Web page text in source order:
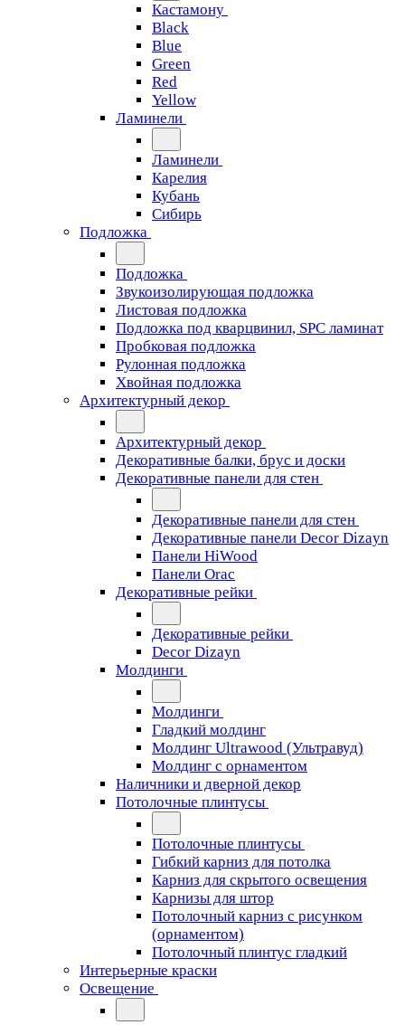
Кастамону
Black
Blue
Green
Red
Yellow
Ламинели
Ламинели
Карелия
Кубань
Сибирь
Подложка
Подложка
Звукоизолирующая подложка
Листовая подложка
Подложка под кварцвинил, SPC ламинат
Пробковая подложка
Рулонная подложка
Хвойная подложка
Архитектурный декор
Архитектурный декор
Декоративные балки, брус и доски
Декоративные панели для стен
Декоративные панели для стен
Декоративные панели Decor Dizayn
Панели HiWood
Панели Orac
Декоративные рейки
Декоративные рейки
Decor Dizayn
Молдинги
Молдинги
Гладкий молдинг
Молдинг Ultrawood (Ультравуд)
Молдинг с орнаментом
Наличники и дверной декор
Потолочные плинтусы
Потолочные плинтусы
Гибкий карниз для потолка
Карниз для скрытого освещения
Карнизы для штор
Потолочный карниз с рисунком
(орнаментом)
Потолочный плинтус гладкий
Интерьерные краски
Освещение